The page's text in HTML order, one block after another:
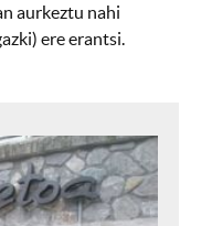
aurkeztu nahi
ere erantsi.